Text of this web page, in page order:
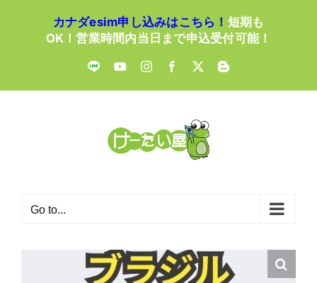
カナダesim申し込みはこちら！ 短期も
OK！営業時間内当日まで申込受付可能！
LINE YouTubeInstagramFacebook
X Blogger
Go to...